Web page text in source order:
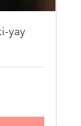
yay